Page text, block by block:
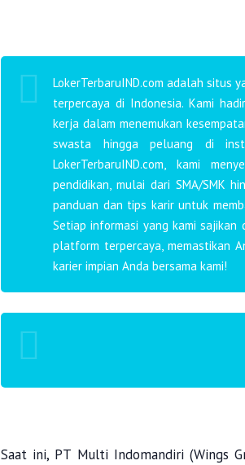
LokerTerbaruIND.com adalah situs
terpercaya di Indonesia. Kami
kerja dalam menemukan
swasta hingga peluang di
LokerTerbaruIND.com, kami
pendidikan, mulai dari SMA/SMK
panduan dan tips karir untuk
Setiap informasi yang kami sajikan
platform terpercaya, memastikan
karier impian Anda bersama kami!
Saat ini, PT Multi Indomandiri (Wings